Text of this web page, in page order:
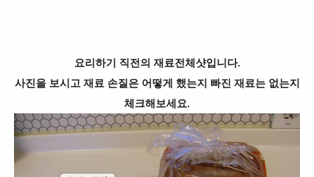
요리하기 직전의 재료전체샷입니다.
사진을 보시고 재료 손질은 어떻게 했는지 빠진 재료는 없는지
체크해보세요.